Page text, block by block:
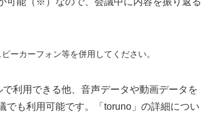
ーカーフォン等を併用してください。
利用できる他、音声データや動画データを
でも利用可能です。「toruno」の詳細につい